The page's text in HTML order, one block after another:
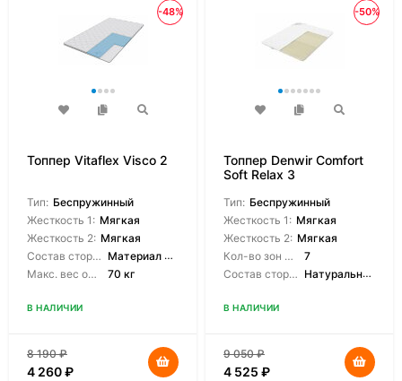
-48%
Топпер Vitaflex Visco 2
Тип: Беспружинный
Жесткость 1: Мягкая
Жесткость 2: Мягкая
Состав сторон: Материал с эффектом памяти
Макс. вес одного спящего:
70 кг
В НАЛИЧИИ
8 190₽
4 260₽
-50%
Топпер Denwir Comfort
Soft Relax 3
Тип: Беспружинный
Жесткость 1: Мягкая
Жесткость 2: Мягкая
Кол-во зон жесткости:
7
Состав сторон: Натуральный латекс 7-зонный
В НАЛИЧИИ
9 050₽
4 525 ₽